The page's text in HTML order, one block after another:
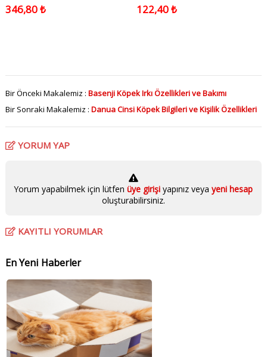
Paket
346,80 ₺ Maması 150 Gr
122,40 ₺
Bir Önceki Makalemiz : Basenji Köpek Irkı Özellikleri ve Bakımı
Bir Sonraki Makalemiz : Danua Cinsi Köpek Bilgileri ve Kişilik Özellikleri
YORUM YAP
Yorum yapabilmek için lütfenüye girişiyapınız veya yeni hesap
oluşturabilirsiniz.
KAYITLI YORUMLAR
En Yeni Haberler